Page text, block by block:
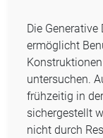
Die
ermöglicht
untersuchen.
frühzeitig in
sichergestellt
nicht durch